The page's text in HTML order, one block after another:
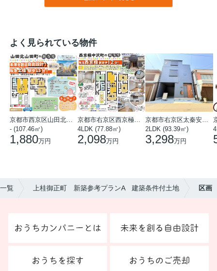
よく見られている物件
- (107.46㎡)
1,880万円
4LDK (77.88㎡)
2,098万円
2LDK (93.39㎡)
3,298万円
覧 上桂御正町 新築参考プランA 建築条件付土地 区画